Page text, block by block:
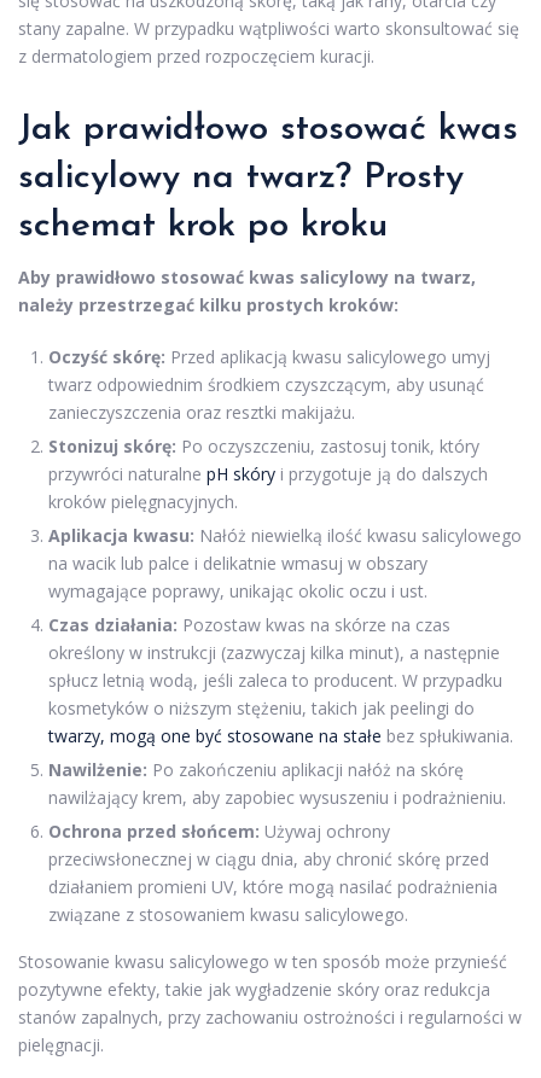
stany zapalne. W przypadku wątpliwości warto skonsultować się
z dermatologiem przed rozpoczęciem kuracji.
Jak prawidłowo stosować kwas
salicylowy na twarz? Prosty
schemat krok po kroku
Aby prawidłowo stosować kwas salicylowy na twarz,
należy przestrzegać kilku prostych kroków:
Oczyść skórę: Przed aplikacją kwasu salicylowego umyj
twarz odpowiednim środkiem czyszczącym, aby usunąć
zanieczyszczenia oraz resztki makijażu.
Stonizuj skórę: Po oczyszczeniu, zastosuj tonik, który
przywróci naturalne pH skóry i przygotuje ją do dalszych
kroków pielęgnacyjnych.
Aplikacja kwasu: Nałóż niewielką ilość kwasu salicylowego
na wacik lub palce i delikatnie wmasuj w obszary
wymagające poprawy, unikając okolic oczu i ust.
Czas działania: Pozostaw kwas na skórze na czas
określony w instrukcji (zazwyczaj kilka minut), a następnie
spłucz letnią wodą, jeśli zaleca to producent. W przypadku
kosmetyków o niższym stężeniu, takich jak peelingi do
twarzy, mogą one być stosowane na stałe bez spłukiwania.
Nawilżenie: Po zakończeniu aplikacji nałóż na skórę
nawilżający krem, aby zapobiec wysuszeniu i podrażnieniu.
Ochrona przed słońcem: Używaj ochrony
przeciwsłonecznej w ciągu dnia, aby chronić skórę przed
działaniem promieni UV, które mogą nasilać podrażnienia
związane z stosowaniem kwasu salicylowego.
Stosowanie kwasu salicylowego w ten sposób może przynieść
pozytywne efekty, takie jak wygładzenie skóry oraz redukcja
stanów zapalnych, przy zachowaniu ostrożności i regularności w
pielęgnacji.